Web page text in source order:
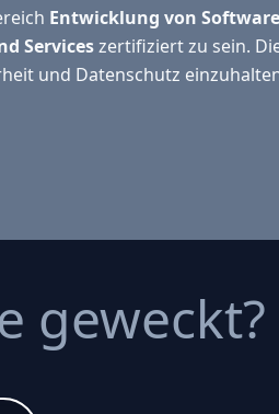
Entwicklung von
Serviceszertifiziert zu sein.
und Datenschutz
geweckt?